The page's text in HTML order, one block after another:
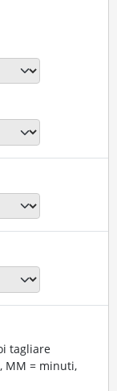
tagliare
MM = minuti,